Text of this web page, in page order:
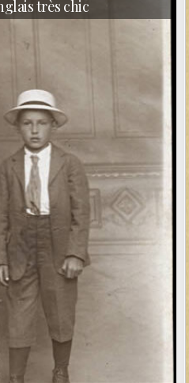
très chic